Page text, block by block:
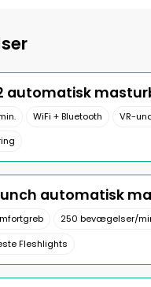
automatisk
WiFi + Bluetooth
VR-
automatisk
250 bevægelser/
Fleshlights